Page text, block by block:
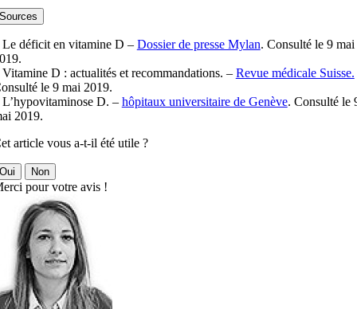
Le déficit en vitamine D – Dossier de presse Mylan. Consulté le 9 mai
D : actualités et recommandations. – Revue médicale Suisse.
le 9 mai 2019.
L’hypovitaminose D. – hôpitaux universitaire de Genève. Consulté le
2019.
article vous a-t-il été utile ?
Non
pour votre avis !